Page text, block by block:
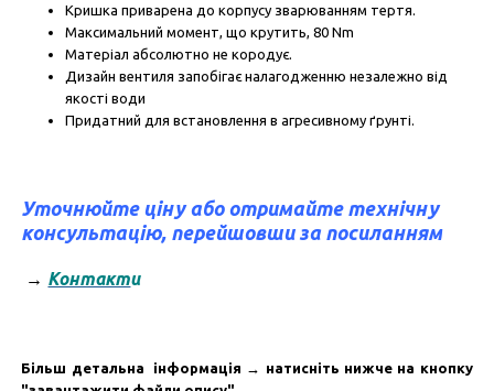
Кришка приварена до корпусу зварюванням тертя.
Максимальний момент, що крутить, 80 Nm
Матеріал абсолютно не кородує.
Дизайн вентиля запобігає налагодженню незалежно від
якості води
Придатний для встановлення в агресивному ґрунті.
Уточнюйте ціну або отримайте технічну
консультацію, перейшовши за посиланням
→ Контакти
Більш детальна інформація →
натисніть нижче на кнопку